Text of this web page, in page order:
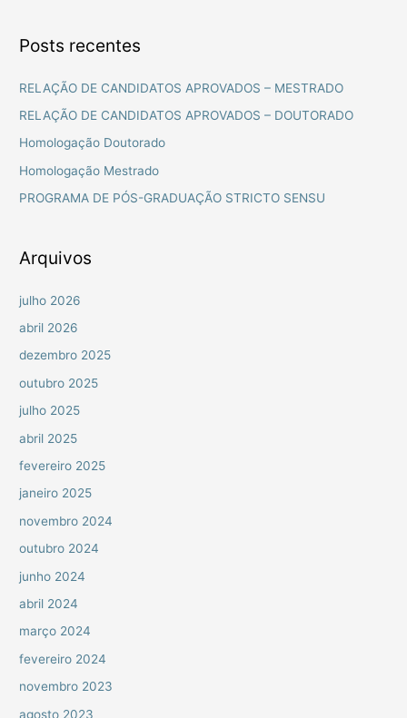
q
u
r
p
r
Posts recentes
RELAÇÃO DE CANDIDATOS APROVADOS – MESTRADO
RELAÇÃO DE CANDIDATOS APROVADOS – DOUTORADO
Homologação Doutorado
Homologação Mestrado
PROGRAMA DE PÓS-GRADUAÇÃO STRICTO SENSU
Arquivos
julho 2026
abril 2026
dezembro 2025
outubro 2025
julho 2025
abril 2025
fevereiro 2025
janeiro 2025
novembro 2024
outubro 2024
junho 2024
abril 2024
março 2024
fevereiro 2024
novembro 2023
agosto 2023